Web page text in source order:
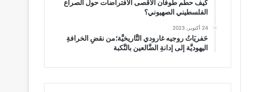
كيف حطَّم طوفان الأقصى الافتراضات حول الصراع
الفلسطيني الصهيوني؟
24 أكتوبر، 2023
حَفريَاتُ روجيه غارودي التَّاريخيَّة؛من نقضِ الخرافةِ
اليهوديَّة إلى إدانةِ الضَّالعين بالنَّكبة